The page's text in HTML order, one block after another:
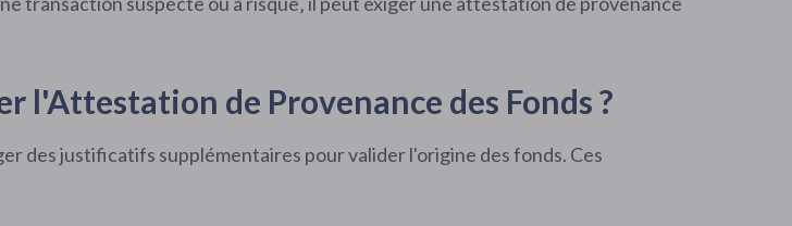
l'Attestation de Provenance des Fonds ?
des justificatifs supplémentaires pour valider l'origine des fonds. Ces